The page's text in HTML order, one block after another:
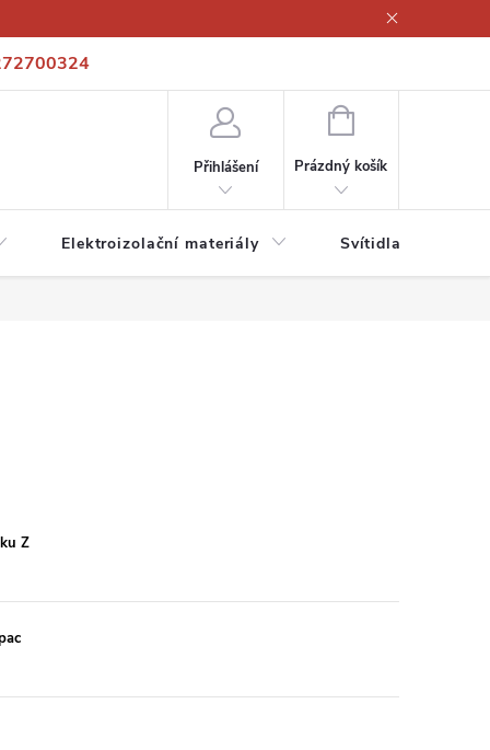
podmínky
Přihlášení
NÁKUPNÍ
Prázdný košík
Elektroizolační materiály Svítidla a zdroje
Z